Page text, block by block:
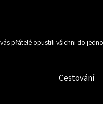
přátelé opustili všichni do
Cestování